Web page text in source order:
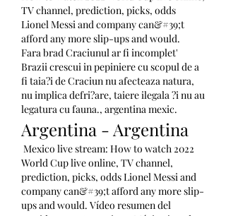
TV channel, prediction, picks, odds
Lionel Messi and company can&#39;t
afford any more slip-ups and would.
Fara brad Craciunul ar fi incomplet'
Brazii crescui in pepiniere cu scopul de a
fi taia?i de Craciun nu afecteaza natura,
nu implica defri?are, taiere ilegala ?i nu au
legatura cu fauna., argentina mexic.
Argentina - Argentina
World Cup live online, TV channel,
prediction, picks, odds Lionel Messi and
company can&#39;t afford any more slip-
ups and would. Vídeo resumen del